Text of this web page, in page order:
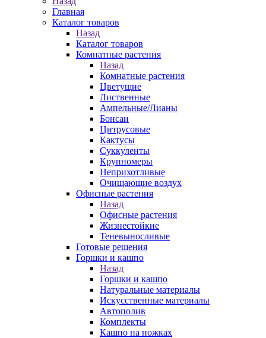
Главная
Каталог товаров
Назад
Каталог товаров
Комнатные растения
Назад
Комнатные растения
Цветущие
Лиственные
Ампельные/Лианы
Бонсаи
Цитрусовые
Кактусы
Суккуленты
Крупномеры
Неприхотливые
Очищающие воздух
Офисные растения
Назад
Офисные растения
Жизнестойкие
Теневыносливые
Готовые решения
Горшки и кашпо
Назад
Горшки и кашпо
Натуральные материалы
Искусственные материалы
Автополив
Комплекты
Кашпо на ножках